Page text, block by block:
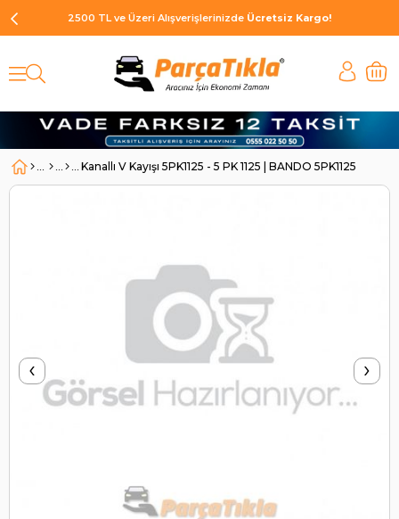
2500 TL ve Üzeri Alışverişlerinizde Ücretsiz Kargo!
Kanallı V Kayışı 5PK1125 - 5 PK 1125 | BANDO 5PK1125
‹ ›